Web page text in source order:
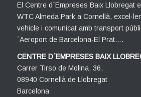
El Centre d´Empreses Baix Llobregat
WTC Almeda Park a Cornellà,
vehicle i comunicat amb transport
´Aeroport de Barcelona-El Prat….
CENTRE D´EMPRESES BAIX
Carrer Tirso de Molina, 36,
08940 Cornellà de Llobregat
Barcelona